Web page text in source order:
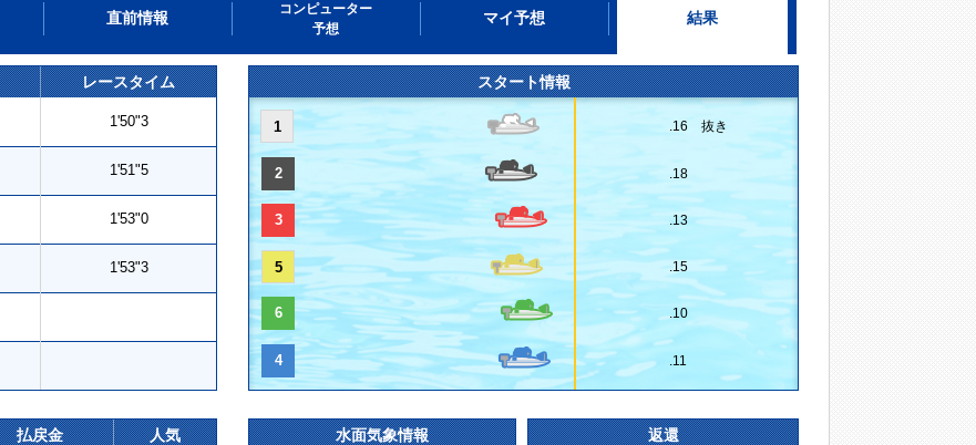
直前情報
コンピューター
予想
マイ予想 結果
レースタイム
1'50"3
1'51"5
1'53"0
1'53"3
スタート情報
1 .16 抜き
2 .18
3 .13
5 .15
6 .10
4 .11
払戻金 人気 水面気象情報 返還